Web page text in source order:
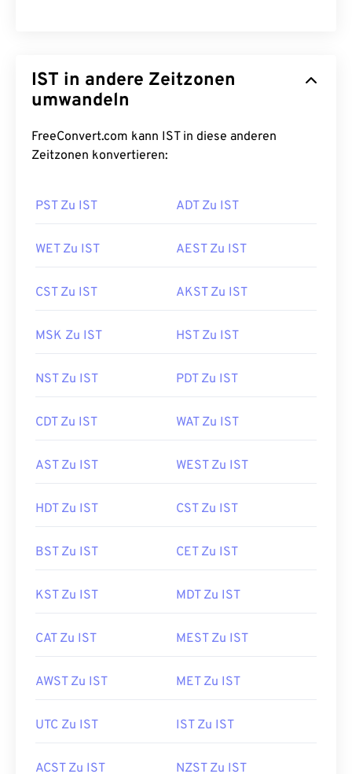
IST in andere Zeitzonen
umwandeln
FreeConvert.com kann IST in diese anderen
Zeitzonen konvertieren:
PST Zu IST ADT Zu IST
WET Zu IST AEST Zu IST
CST Zu IST AKST Zu IST
MSK Zu IST HST Zu IST
NST Zu IST PDT Zu IST
CDT Zu IST WAT Zu IST
AST Zu IST WEST Zu IST
HDT Zu IST CST Zu IST
BST Zu IST CET Zu IST
KST Zu IST MDT Zu IST
CAT Zu IST MEST Zu IST
AWST Zu IST MET Zu IST
UTC Zu IST IST Zu IST
ACST Zu IST NZST Zu IST